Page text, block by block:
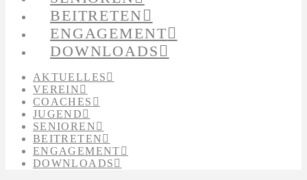
BEITRETEN
ENGAGEMENT
DOWNLOADS
AKTUELLES
VEREIN
COACHES
JUGEND
SENIOREN
BEITRETEN
ENGAGEMENT
DOWNLOADS